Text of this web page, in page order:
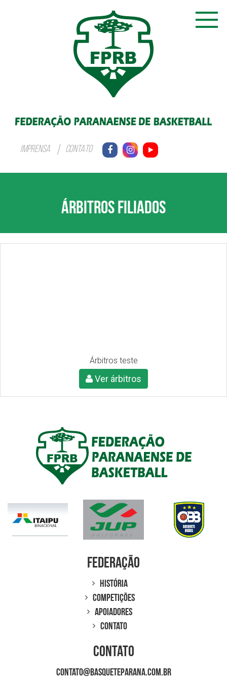
IMPRENSA CONTATO
ÁRBITROS FILIADOS
Árbitros teste
Ver árbitros
Federação
História
Competições
Apoiadores
Contato
Contato
contato@basqueteparana.com.br